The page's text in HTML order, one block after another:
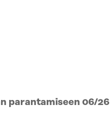
parantamiseen 06/26